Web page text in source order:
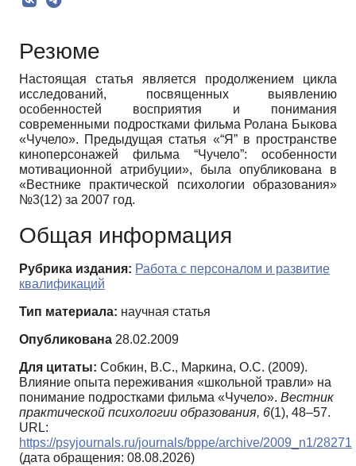
Резюме
Настоящая статья является продолжением цикла
исследований, посвященных выявлению
особенностей восприятия и понимания
современными подростками фильма Ролана Быкова
«Чучело». Предыдущая статья «“Я” в пространстве
киноперсонажей фильма “Чучело”: особенности
мотивационной атрибуции», была опубликована в
«Вестнике практической психологии образования»
№3(12) за 2007 год.
Общая информация
Рубрика издания: Работа с персоналом и развитие
квалификаций
Тип материала: научная статья
Опубликована 28.02.2009
Для цитаты: Собкин, В.С., Маркина, О.С. (2009).
Влияние опыта переживания «школьной травли» на
понимание подростками фильма «Чучело». Вестник
практической психологии образования, 6(1), 48–57.
URL:
https://psyjournals.ru/journals/bppe/archive/2009_n1/28271
(дата обращения: 08.08.2026)